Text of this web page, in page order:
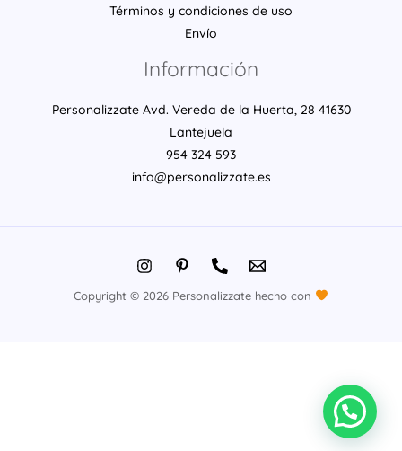
Términos y condiciones de uso
Envío
Información
Personalizzate Avd. Vereda de la Huerta, 28 41630
Lantejuela
954 324 593
info@personalizzate.es
Copyright © 2026 Personalizzate hecho con